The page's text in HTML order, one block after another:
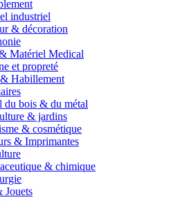
industriel
& décoration
Matériel Medical
et propreté
Habillement
du bois & du métal
& jardins
& cosmétique
& Imprimantes
& chimique
Jouets